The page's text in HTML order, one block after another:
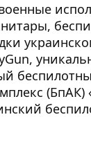
,
,
(БпАК)